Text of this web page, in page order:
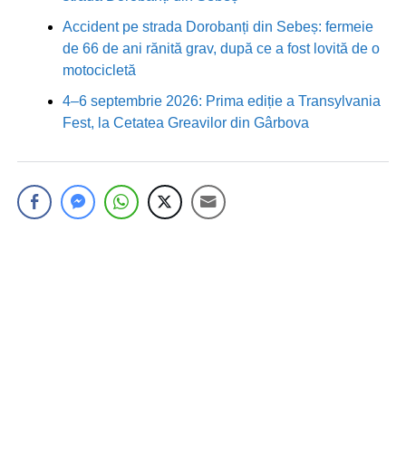
Accident pe strada Dorobanți din Sebeș: fermeie
de 66 de ani rănită grav, după ce a fost lovită de o
motocicletă
4–6 septembrie 2026: Prima ediție a Transylvania
Fest, la Cetatea Greavilor din Gârbova